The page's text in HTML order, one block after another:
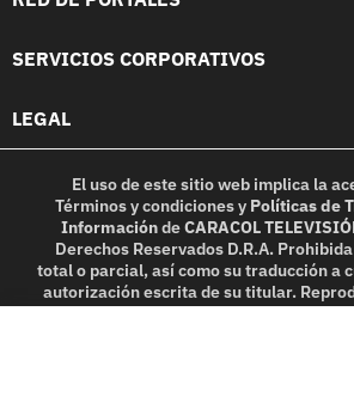
SERVICIOS CORPORATIVOS
LEGAL
El uso de este sitio web implica la
Términos y condicionesy Políticas de
InformacióndeCARACOL
Derechos Reservados D.R.A.
total o parcial, así como su traducción a
autorización escrita de su titular.
in part, or translation without